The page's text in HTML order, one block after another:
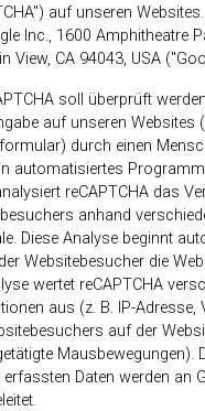
auf unseren
Inc., 1600 Amphitheatre
View, CA 94043, USA
soll überprüft
auf unseren Websites
durch einen
automatisiertes
reCAPTCHA das
anhand
Diese Analyse beginnt
Websitebesucher die
wertet reCAPTCHA
aus (z. B. IP-Adresse,
auf der
Mausbewegungen).
erfassten Daten werden an